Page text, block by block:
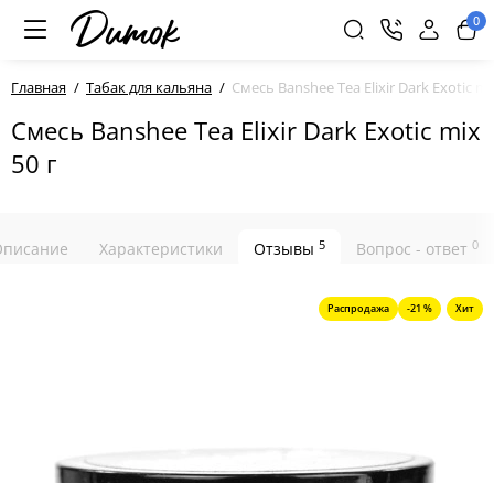
0
Главная Табак для кальяна Смесь Banshee Tea Elixir Dark Exotic
Смесь Banshee Tea Elixir Dark Exotic mix
50 г
Характеристики Отзывы 5 Вопрос - ответ 0
Распродажа -21 % Хит